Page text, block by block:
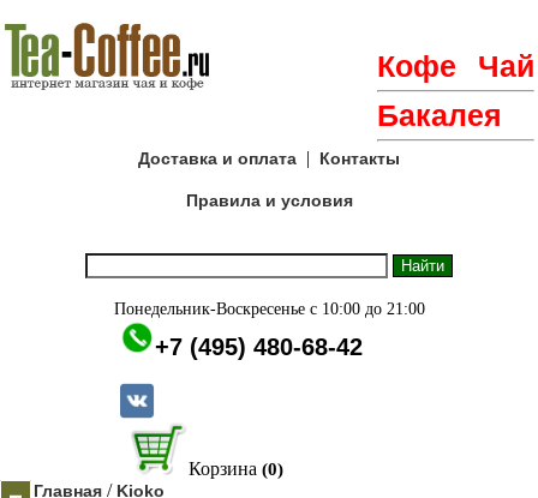
Кофе
Чай
Бакалея
Доставка и оплата | Контакты
Правила и условия
Понедельник-Воскресенье с 10:00 до 21:00
+7 (495) 480-68-42
Корзина (0)
Главная / Kioko